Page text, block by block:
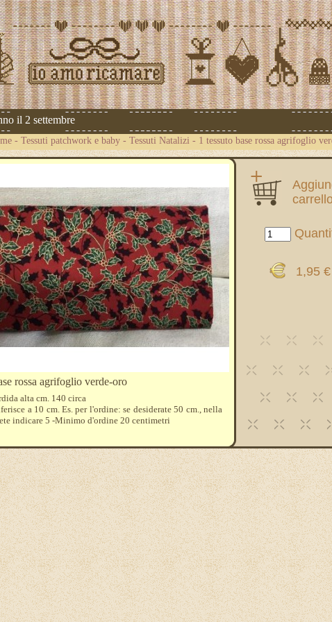
il 2 settembre
- Tessuti patchwork e baby - Tessuti Natalizi - 1 tessuto base rossa agrifoglio
1,95 €
rossa agrifoglio verde-oro
alta cm. 140 circa
a 10 cm. Es. per l'ordine: se desiderate 50 cm., nella
indicare 5 -Minimo d'ordine 20 centimetri